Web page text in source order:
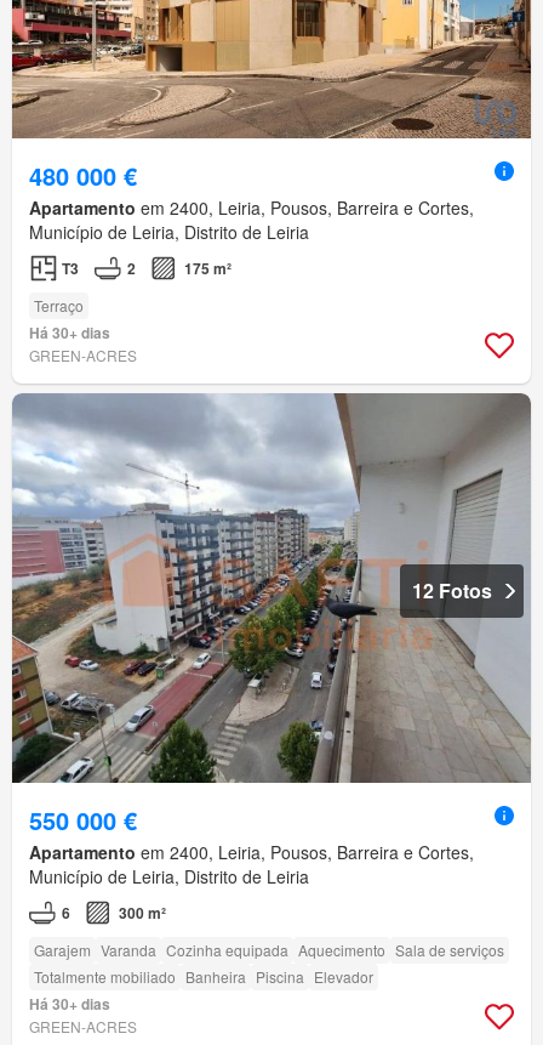
480 000 €
Apartamento em 2400, Leiria, Pousos, Barreira e Cortes,
Município de Leiria, Distrito de Leiria
T3 2 175 m²
Terraço
Há 30+ dias
GREEN-ACRES
12 Fotos
550 000 €
Apartamento em 2400, Leiria, Pousos, Barreira e Cortes,
Município de Leiria, Distrito de Leiria
6 300 m²
Garajem Varanda Cozinha equipada Aquecimento Sala de serviços
Totalmente mobiliado Banheira Piscina Elevador
Há 30+ dias
GREEN-ACRES